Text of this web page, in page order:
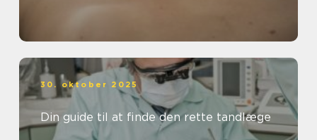
30. oktober 2025
Din guide til at finde den rette tandlæge